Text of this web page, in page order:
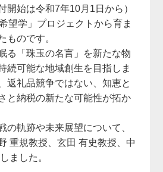
開始は令和7年10月1日から）
望学」プロジェクトから育ま
ものです。
る「珠玉の名言」を新たな物
続可能な地域創生を目指しま
返礼品競争ではない、知恵と
と納税の新たな可能性が拓か
の軌跡や未来展望について、
重規教授、玄田 有史教授、中
ました。